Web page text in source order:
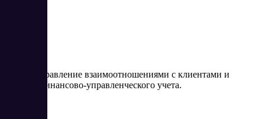
Brizo – управление взаимоотношениями с клиентами и
система финансово-управленческого учета.